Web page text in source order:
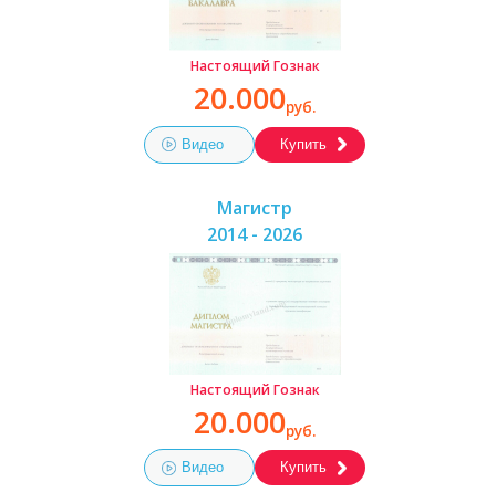
Настоящий Гознак
20.000руб.
Видео Купить
Магистр
2014 - 2026
Настоящий Гознак
20.000руб.
Видео Купить